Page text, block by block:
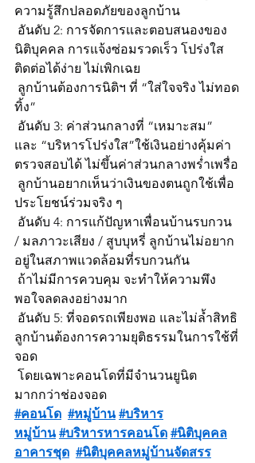
ความรู้สึกปลอดภัยของลูกบ้าน
อันดับ 2: การจัดการและตอบสนองของ
นิติบุคคล การแจ้งซ่อมรวดเร็ว โปร่งใส
ติดต่อได้ง่าย ไม่เพิกเฉย
ลูกบ้านต้องการนิติฯ ที่ “ใส่ใจจริง ไม่ทอด
ทิ้ง”
อันดับ 3: ค่าส่วนกลางที่ “เหมาะสม”
และ “บริหารโปร่งใส”ใช้เงินอย่างคุ้มค่า
ตรวจสอบได้ ไม่ขึ้นค่าส่วนกลางพร่ำเพรื่อ
ลูกบ้านอยากเห็นว่าเงินของตนถูกใช้เพื่อ
ประโยชน์ร่วมจริง ๆ
อันดับ 4: การแก้ปัญหาเพื่อนบ้านรบกวน
/ มลภาวะเสียง / สูบบุหรี่ ลูกบ้านไม่อยาก
อยู่ในสภาพแวดล้อมที่รบกวนกัน
ถ้าไม่มีการควบคุม จะทำให้ความพึง
พอใจลดลงอย่างมาก
อันดับ 5: ที่จอดรถเพียงพอ และไม่ล้ำสิทธิ
ลูกบ้านต้องการความยุติธรรมในการใช้ที่
จอด
โดยเฉพาะคอนโดที่มีจำนวนยูนิต
มากกว่าช่องจอด
#คอนโด #หมู่บ้าน #บริหาร
หมู่บ้าน #บริหารหารคอนโด #นิติบุคคล
อาคารชุด #นิติบุคคลหมู่บ้านจัดสรร